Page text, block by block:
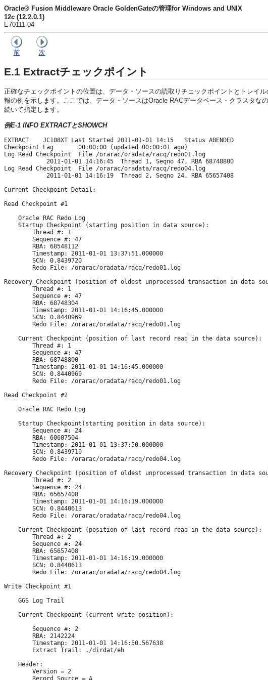
Oracle® Fusion Middleware Oracle GoldenGateの管理for Windows and UNIX
12c (12.2.0.1)
E70111-04
前 次
E.1 Extractチェックポイント
正確なチェックポイントの位置は、データ・ソースの読取りチェックポイントとトレイ
報の例を示します。ここでは、データ・ソースはOracle RACデータベース・クラスタ
続いて指定します。
例E-1 INFO EXTRACTとSHOWCH
EXTRACT    JC108XT Last Started 2011-01-01 14:15   Status ABENDED
Checkpoint Lag       00:00:00 (updated 00:00:01 ago)
Log Read Checkpoint  File /orarac/oradata/racq/redo01.log
            2011-01-01 14:16:45  Thread 1, Seqno 47, RBA 68748800
Log Read Checkpoint  File /orarac/oradata/racq/redo04.log
            2011-01-01 14:16:19  Thread 2, Seqno 24, RBA 65657408
Current Checkpoint Detail:
Read Checkpoint #1
    Oracle RAC Redo Log
    Startup Checkpoint (starting position in data source):
        Thread #: 1
        Sequence #: 47
        RBA: 68548112
        Timestamp: 2011-01-01 13:37:51.000000
        SCN: 0.8439720
        Redo File: /orarac/oradata/racq/redo01.log
Recovery Checkpoint (position of oldest unprocessed transaction in data
        Thread #: 1
        Sequence #: 47
        RBA: 68748304
        Timestamp: 2011-01-01 14:16:45.000000
        SCN: 0.8440969
        Redo File: /orarac/oradata/racq/redo01.log
    Current Checkpoint (position of last record read in the data source):
        Thread #: 1
        Sequence #: 47
        RBA: 68748800
        Timestamp: 2011-01-01 14:16:45.000000
        SCN: 0.8440969
        Redo File: /orarac/oradata/racq/redo01.log
Read Checkpoint #2
    Oracle RAC Redo Log
    Startup Checkpoint(starting position in data source):
        Sequence #: 24
        RBA: 60607504
        Timestamp: 2011-01-01 13:37:50.000000
        SCN: 0.8439719
        Redo File: /orarac/oradata/racq/redo04.log
Recovery Checkpoint (position of oldest unprocessed transaction in data
        Thread #: 2
        Sequence #: 24
        RBA: 65657408
        Timestamp: 2011-01-01 14:16:19.000000
        SCN: 0.8440613
        Redo File: /orarac/oradata/racq/redo04.log
    Current Checkpoint (position of last record read in the data source):
        Thread #: 2
        Sequence #: 24
        RBA: 65657408
        Timestamp: 2011-01-01 14:16:19.000000
        SCN: 0.8440613
        Redo File: /orarac/oradata/racq/redo04.log
Write Checkpoint #1
    GGS Log Trail
    Current Checkpoint (current write position):
        Sequence #: 2
        RBA: 2142224
        Timestamp: 2011-01-01 14:16:50.567638
        Extract Trail: ./dirdat/eh
    Header:
        Version = 2
        Record Source = A